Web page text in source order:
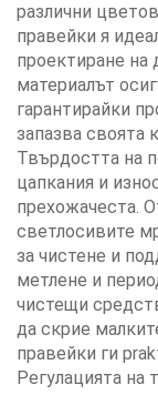
различни
правейки я
проектиране на
материалът
гарантирайки
запазва своята
Твърдостта на
цапкания и
прехожачеста.
светлосивите
за чистене и
метлене и
чистещи
да скрие
правейки ги
Регулацията на